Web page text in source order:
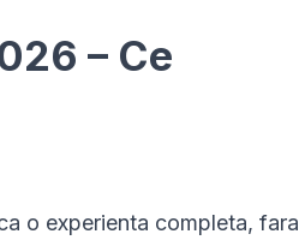
– Ce
o experienta completa, fara